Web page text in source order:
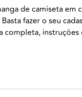
de camiseta em
fazer o seu
instruções